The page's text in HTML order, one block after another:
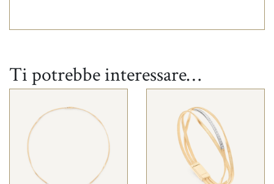
Ti potrebbe interessare…